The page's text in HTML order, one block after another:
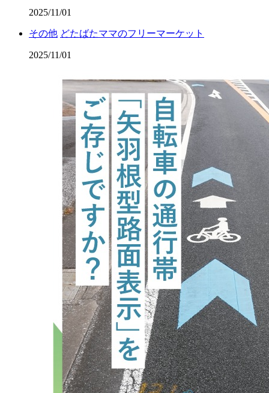
2025/11/01
その他 どたばたママのフリーマーケット
2025/11/01